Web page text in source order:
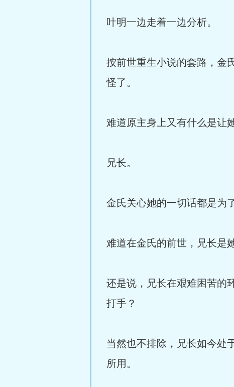
叶明一边走着一边分析。
按前世重生小说的套路，金
怪了。
难道原主身上又有什么是让
兄长。
金氏关心她的一切话都是为
难道在金氏的前世，兄长是
还是说，兄长在艰难困苦的
打手？
当然也不排除，兄长如今处
所用。